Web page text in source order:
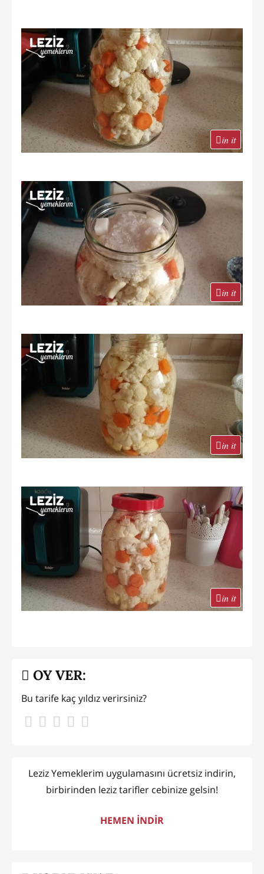
in it
in it
in it
in it
OY VER:
Bu tarife kaç yıldız verirsiniz?
Leziz Yemeklerim uygulamasını ücretsiz indirin,
birbirinden leziz tarifler cebinize gelsin!
HEMEN İNDİR